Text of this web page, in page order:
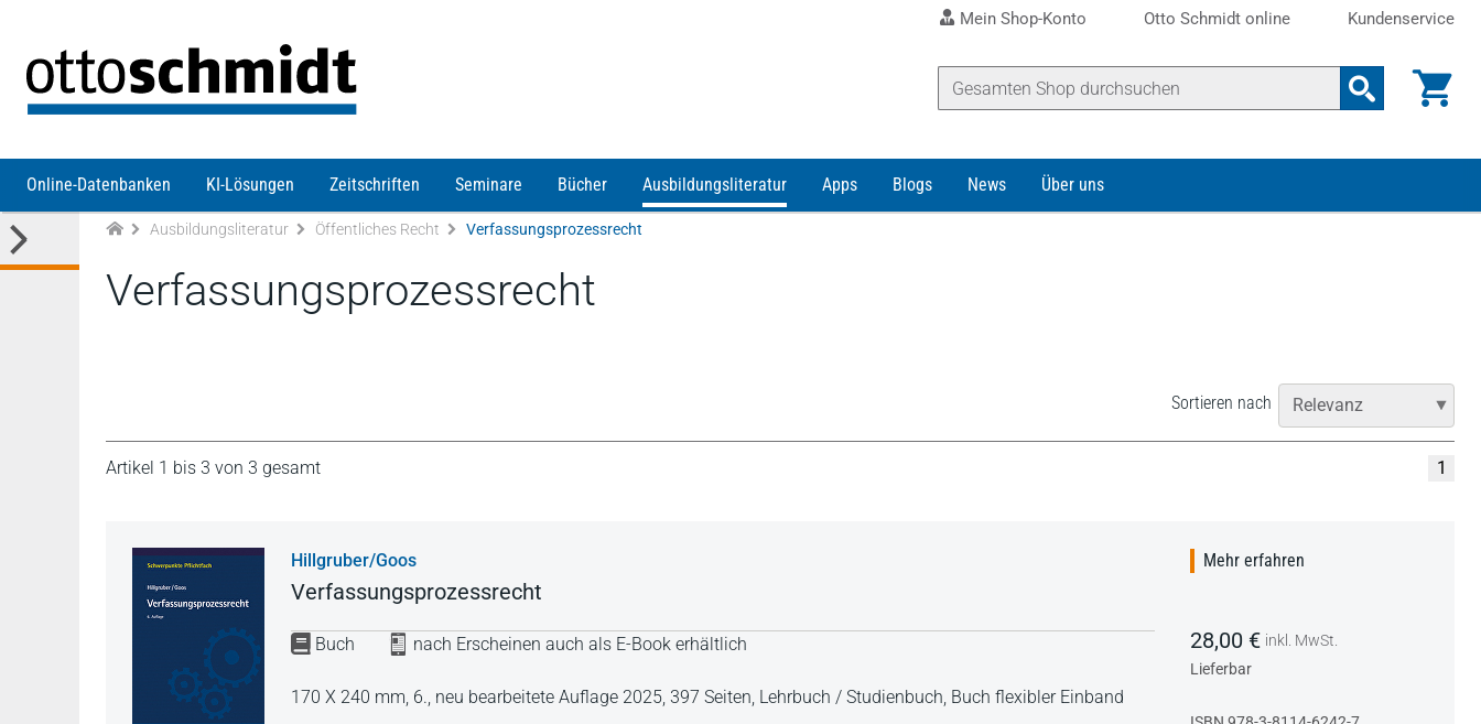
Mein Shop-Konto Otto Schmidt online Kundenservice
Online-Datenbanken KI-Lösungen Zeitschriften Seminare Bücher Ausbildungsliteratur Apps Blogs News Über uns
Ausbildungsliteratur Öffentliches Recht Verfassungsprozessrecht
Verfassungsprozessrecht
Sortieren nach
Artikel 1 bis 3 von 3 gesamt 1
Hillgruber/Goos
Verfassungsprozessrecht
Buch nach Erscheinen auch als E-Book erhältlich
170 X 240 mm, 6., neu bearbeitete Auflage 2025, 397 Seiten, Lehrbuch / Studienbuch, Buch flexibler Einband
Mehr erfahren
28,00 € inkl. MwSt.
Lieferbar